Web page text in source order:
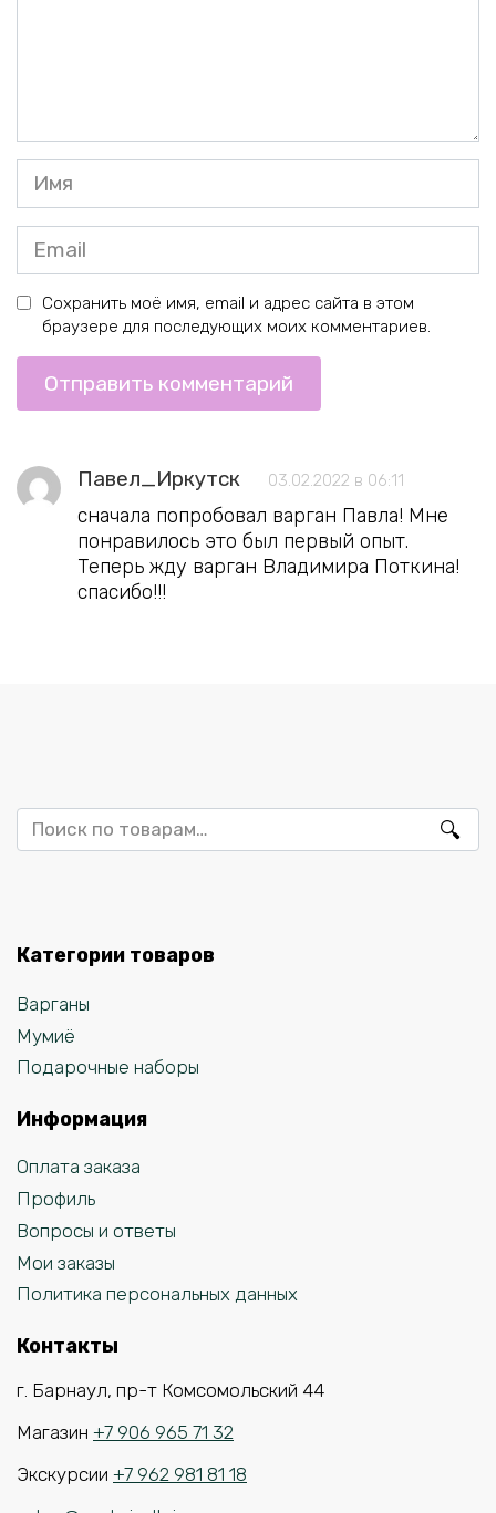
Имя
Email
Сохранить моё имя, email и адрес сайта в этом
браузере для последующих моих комментариев.
Павел_Иркутск 03.02.2022 в 06:11
сначала попробовал варган Павла! Мне
понравилось это был первый опыт.
Теперь жду варган Владимира Поткина!
спасибо!!!
Искать:
Категории товаров
Варганы
Мумиё
Подарочные наборы
Информация
Оплата заказа
Профиль
Вопросы и ответы
Мои заказы
Политика персональных данных
Контакты
г. Барнаул, пр-т Комсомольский 44
Магазин +7 906 965 71 32
Экскурсии +7 962 981 81 18